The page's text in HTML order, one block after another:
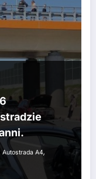
Autostrada A4,